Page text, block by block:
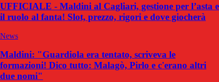
UFFICIALE - Maldini al Cagliari, gestione per l’asta e
il ruolo al fanta! Slot, prezzo, rigori e dove giocherà
News
Maldini: "Guardiola era tentato, scriveva le
formazioni! Dico tutto: Malagò, Pirlo e c'erano altri
due nomi"